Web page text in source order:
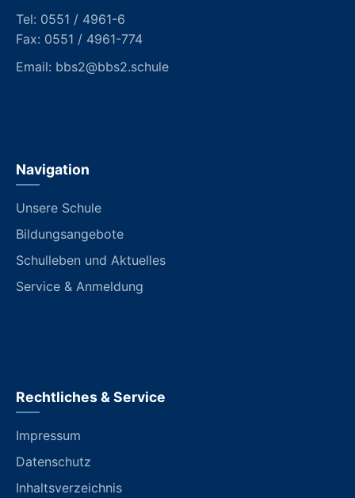
Tel: 0551 / 4961-6
Fax: 0551 / 4961-774
Email: bbs2@bbs2.schule
Navigation
Unsere Schule
Bildungsangebote
Schulleben und Aktuelles
Service & Anmeldung
Rechtliches & Service
Impressum
Datenschutz
Inhaltsverzeichnis